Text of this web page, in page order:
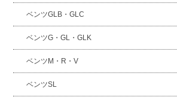
ベンツGLB・GLC
ベンツG・GL・GLK
ベンツM・R・V
ベンツSL